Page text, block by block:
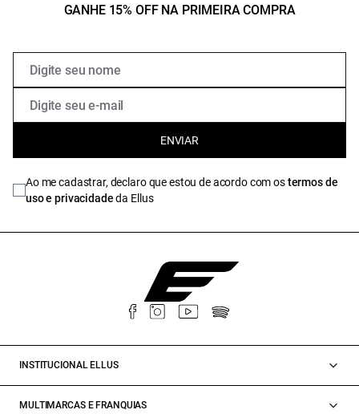
GANHE 15% OFF NA PRIMEIRA COMPRA
ENVIAR
Ao me cadastrar, declaro que estou de acordo com ostermos de
uso e privacidadeda Ellus
INSTITUCIONAL ELLUS
MULTIMARCAS E FRANQUIAS